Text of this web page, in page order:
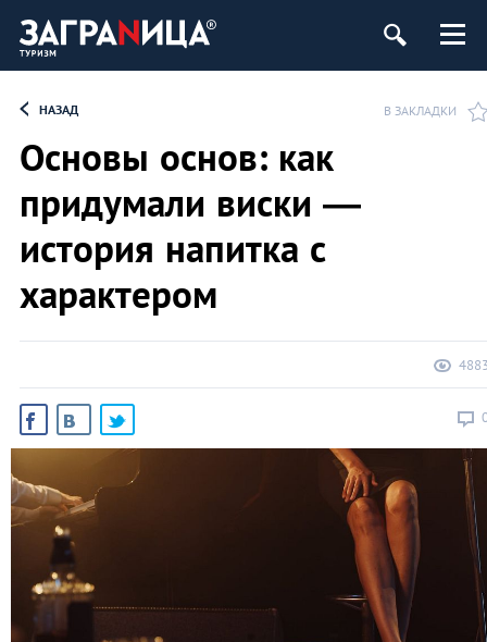
НАЗАД В ЗАКЛАДКИ
Основы основ: как
придумали виски —
история напитка с
характером